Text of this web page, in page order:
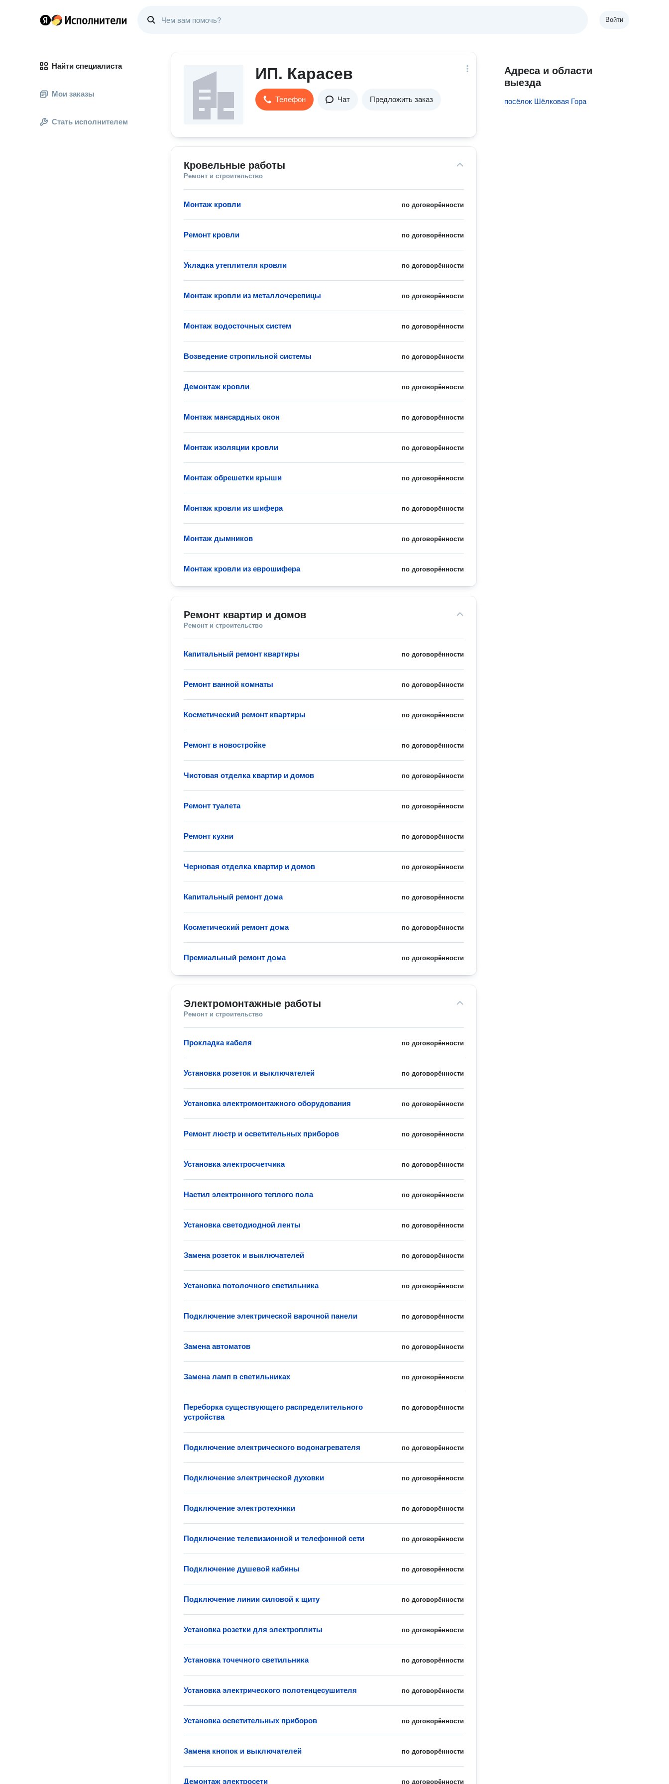
Войти
Найти специалиста
Мои заказы
Стать исполнителем
ИП. Карасев
Телефон Чат Предложить заказ
Кровельные работы
Ремонт и строительство
по договорённости
Монтаж кровли
по договорённости
Ремонт кровли
по договорённости
Укладка утеплителя кровли
по договорённости
Монтаж кровли из металлочерепицы
по договорённости
Монтаж водосточных систем
по договорённости
Возведение стропильной системы
по договорённости
Демонтаж кровли
по договорённости
Монтаж мансардных окон
по договорённости
Монтаж изоляции кровли
по договорённости
Монтаж обрешетки крыши
по договорённости
Монтаж кровли из шифера
по договорённости
Монтаж дымников
по договорённости
Монтаж кровли из еврошифера
Ремонт квартир и домов
Ремонт и строительство
по договорённости
Капитальный ремонт квартиры
по договорённости
Ремонт ванной комнаты
по договорённости
Косметический ремонт квартиры
по договорённости
Ремонт в новостройке
по договорённости
Чистовая отделка квартир и домов
по договорённости
Ремонт туалета
по договорённости
Ремонт кухни
по договорённости
Черновая отделка квартир и домов
по договорённости
Капитальный ремонт дома
по договорённости
Косметический ремонт дома
по договорённости
Премиальный ремонт дома
Электромонтажные работы
Ремонт и строительство
по договорённости
Прокладка кабеля
по договорённости
Установка розеток и выключателей
по договорённости
Установка электромонтажного оборудования
по договорённости
Ремонт люстр и осветительных приборов
по договорённости
Установка электросчетчика
по договорённости
Настил электронного теплого пола
по договорённости
Установка светодиодной ленты
по договорённости
Замена розеток и выключателей
по договорённости
Установка потолочного светильника
по договорённости
Подключение электрической варочной панели
по договорённости
Замена автоматов
по договорённости
Замена ламп в светильниках
по договорённости
Переборка существующего распределительного
устройства
по договорённости
Подключение электрического водонагревателя
по договорённости
Подключение электрической духовки
по договорённости
Подключение электротехники
по договорённости
Подключение телевизионной и телефонной сети
по договорённости
Подключение душевой кабины
по договорённости
Подключение линии силовой к щиту
по договорённости
Установка розетки для электроплиты
по договорённости
Установка точечного светильника
по договорённости
Установка электрического полотенцесушителя
по договорённости
Установка осветительных приборов
по договорённости
Замена кнопок и выключателей
по договорённости
Демонтаж электросети
Адреса и области
выезда
посёлок Шёлковая Гора